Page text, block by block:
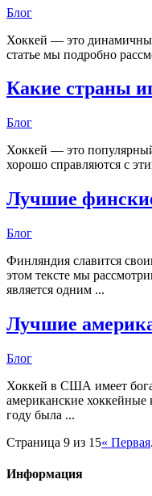
Блог
Хоккей — это
статье мы подробно
Какие страны
Блог
Хоккей — это
хорошо справляются с
Лучшие
Блог
Финляндия славится
этом тексте мы
является одним ...
Лучшие
Блог
Хоккей в США имеет
американские хоккейные
году была ...
Страница 9 из 15« Первая
Информация